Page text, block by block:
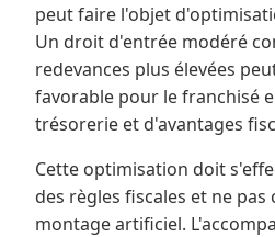
peut faire l'objet
Un droit d'entrée modéré
redevances plus élevées
favorable pour le franchisé
trésorerie et d'avantages
Cette optimisation doit
des règles fiscales et ne
montage artificiel.